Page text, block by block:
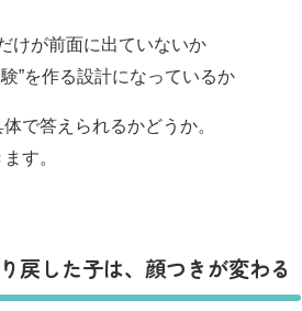
けが前面に出ていないか
”を作る設計になっているか
で答えられるかどうか。
す。
戻した子は、顔つきが変わる